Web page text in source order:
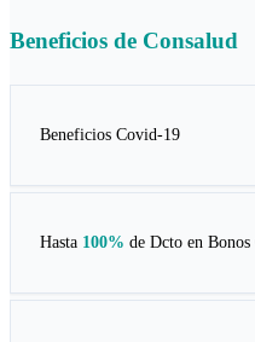
Beneficios de Consalud
Beneficios Covid-19
Hasta 100% de Dcto en Bonos